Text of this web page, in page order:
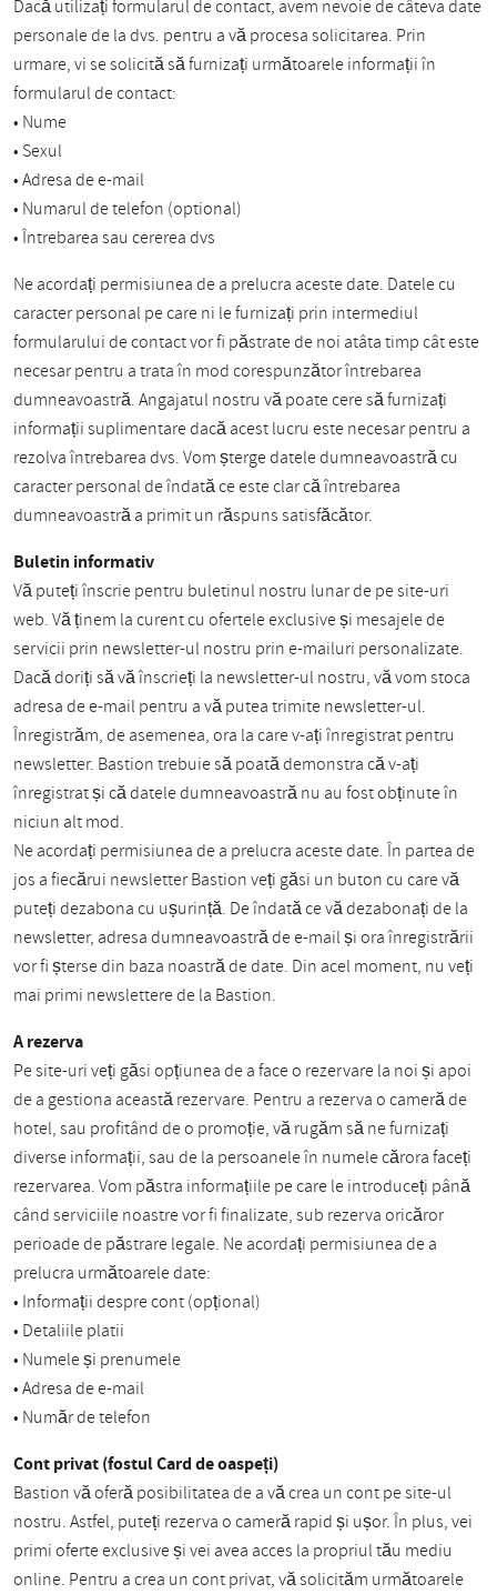
Dacă utilizați formularul de contact, avem nevoie de câteva date
personale de la dvs. pentru a vă procesa solicitarea. Prin
urmare, vi se solicită să furnizați următoarele informații în
formularul de contact:
• Nume
• Sexul
• Adresa de e-mail
• Numarul de telefon (optional)
• Întrebarea sau cererea dvs
Ne acordați permisiunea de a prelucra aceste date. Datele cu
caracter personal pe care ni le furnizați prin intermediul
formularului de contact vor fi păstrate de noi atâta timp cât este
necesar pentru a trata în mod corespunzător întrebarea
dumneavoastră. Angajatul nostru vă poate cere să furnizați
informații suplimentare dacă acest lucru este necesar pentru a
rezolva întrebarea dvs. Vom șterge datele dumneavoastră cu
caracter personal de îndată ce este clar că întrebarea
dumneavoastră a primit un răspuns satisfăcător.
Buletin informativ
Vă puteți înscrie pentru buletinul nostru lunar de pe site-uri
web. Vă ținem la curent cu ofertele exclusive și mesajele de
servicii prin newsletter-ul nostru prin e-mailuri personalizate.
Dacă doriți să vă înscrieți la newsletter-ul nostru, vă vom stoca
adresa de e-mail pentru a vă putea trimite newsletter-ul.
Înregistrăm, de asemenea, ora la care v-ați înregistrat pentru
newsletter. Bastion trebuie să poată demonstra că v-ați
înregistrat și că datele dumneavoastră nu au fost obținute în
niciun alt mod.
Ne acordați permisiunea de a prelucra aceste date. În partea de
jos a fiecărui newsletter Bastion veți găsi un buton cu care vă
puteți dezabona cu ușurință. De îndată ce vă dezabonați de la
newsletter, adresa dumneavoastră de e-mail și ora înregistrării
vor fi șterse din baza noastră de date. Din acel moment, nu veți
mai primi newslettere de la Bastion.
A rezerva
Pe site-uri veți găsi opțiunea de a face o rezervare la noi și apoi
de a gestiona această rezervare. Pentru a rezerva o cameră de
hotel, sau profitând de o promoție, vă rugăm să ne furnizați
diverse informații, sau de la persoanele în numele cărora faceți
rezervarea. Vom păstra informațiile pe care le introduceți până
când serviciile noastre vor fi finalizate, sub rezerva oricăror
perioade de păstrare legale. Ne acordați permisiunea de a
prelucra următoarele date:
• Informații despre cont (opțional)
• Detaliile platii
• Numele și prenumele
• Adresa de e-mail
• Număr de telefon
Cont privat (fostul Card de oaspeți)
Bastion vă oferă posibilitatea de a vă crea un cont pe site-ul
nostru. Astfel, puteți rezerva o cameră rapid și ușor. În plus, vei
primi oferte exclusive și vei avea acces la propriul tău mediu
online. Pentru a crea un cont privat, vă solicităm următoarele